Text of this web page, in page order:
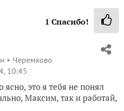
1 Спасибо!
Черемхово
10:45
это я тебя не понял
Максим, так и работай,